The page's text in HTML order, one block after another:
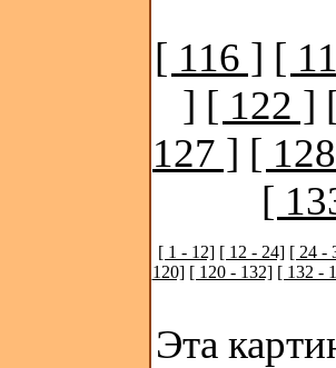
[ 116 ] [
] [ 122 ]
127 ] [
[
[ 1 - 12] [ 12 - 24] [ 24 -
120] [ 120 - 132] [ 132 -
Эта